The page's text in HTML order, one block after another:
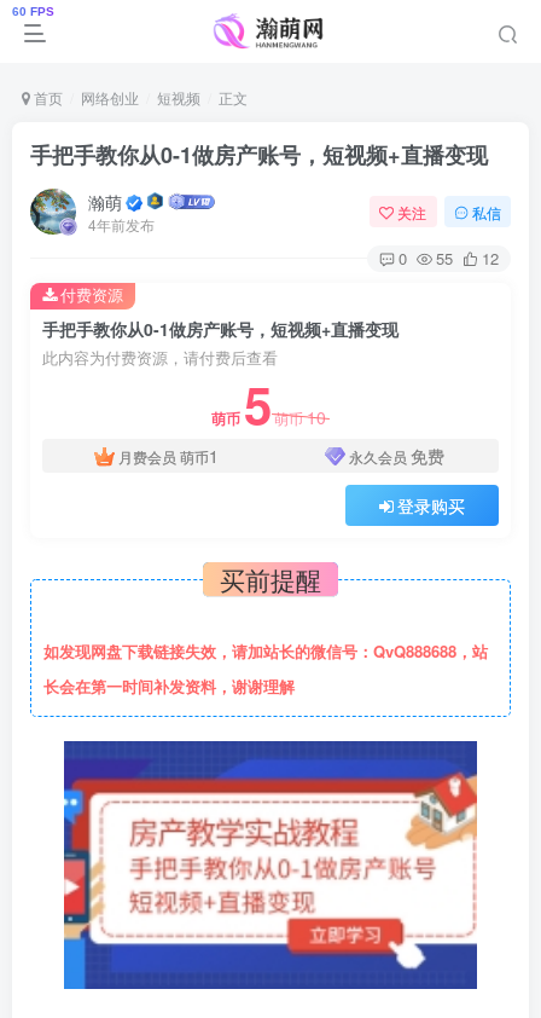
首页 网络创业 短视频 正文
手把手教你从0-1做房产账号，短视频+直播变现
瀚萌
4年前发布
关注 私信
0 55 12
手把手教你从0-1做房产账号，短视频+直播变现
此内容为付费资源，请付费后查看
萌币 5萌币10
月费会员 萌币1 永久会员 免费
登录购买
付费资源
买前提醒
如发现网盘下载链接失效，请加站长的微信号：QvQ888688，站
长会在第一时间补发资料，谢谢理解